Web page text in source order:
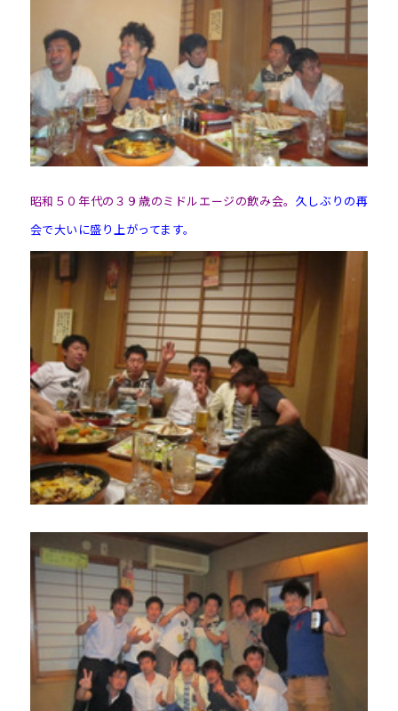
昭和５０年代の３９歳のミドルエージの飲み会。 久しぶりの再
会で大いに盛り上がってます。